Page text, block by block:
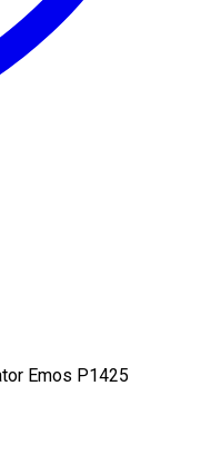
Emos P1425